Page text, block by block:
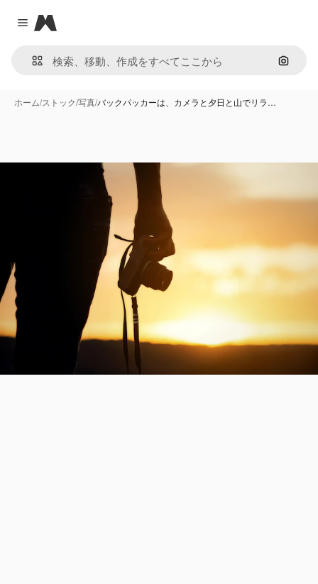
Close menu
Magnific
画像で
ホーム/ストック/写真/バックパッカーは、カメラと夕日と山でリラ…